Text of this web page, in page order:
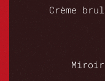
Crème
Miroir